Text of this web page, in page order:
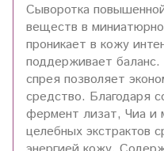
Сыворотка
веществ в
проникает в кожу
поддерживает
спрея позволяет
средство. Благодаря
фермент лизат, Чиа и
целебных экстрактов